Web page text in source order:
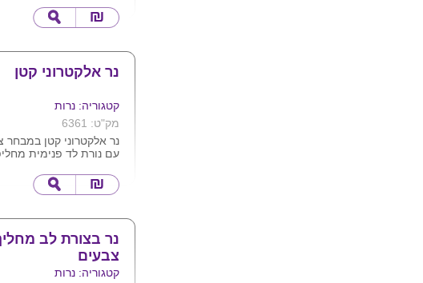
נר אלקטרוני קטן
קטגוריה: נרות
מק"ט: 6361
נר אלקטרוני קטן במבחר
עם נורת לד פנימית
באמצעות סוללות ( כלול )
ומגיע באריזת צלופן
מדבקה עם הלוגו
בהדפסה צבעונית.
קוטר תחתית 4.8
גובה 5 ס"מ
נר בצורת לב
צבעים
קטגוריה: נרות